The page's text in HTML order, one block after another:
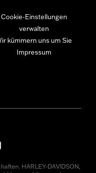
Cookie-Einstellungen
verwalten
kümmern uns um Sie
Impressum
HARLEY-DAVIDSON,